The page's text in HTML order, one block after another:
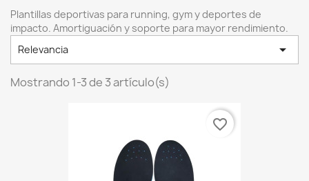
Plantillas deportivas para running, gym y deportes de
impacto. Amortiguación y soporte para mayor rendimiento.
Relevancia

Mostrando 1-3 de 3 artículo(s)
favorite_border